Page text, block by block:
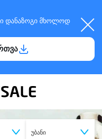
დანაზოგი მხოლოდ
უბანი